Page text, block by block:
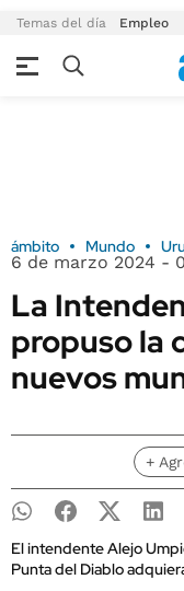
Temas del día Empleo
ámbito Mundo
6 de marzo 2024 -
La
propuso la
nuevos
+
El intendente Alejo
Punta del Diablo